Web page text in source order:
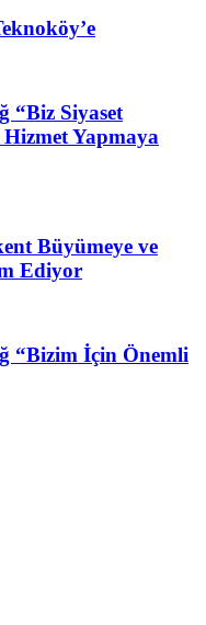
“Biz Siyaset
Yapmaya
Büyümeye ve
Ediyor
“Bizim İçin Önemli